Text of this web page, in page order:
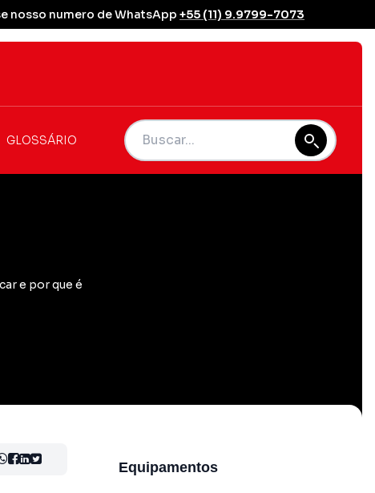
nosso numero de WhatsApp +55 (11) 9.9799-7073
GLOSSÁRIO
e por que é
Equipamentos